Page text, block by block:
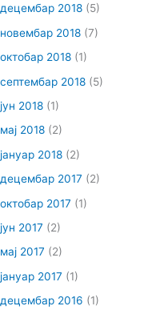
децембар 2018 (5)
новембар 2018 (7)
октобар 2018 (1)
септембар 2018 (5)
јун 2018 (1)
мај 2018 (2)
јануар 2018 (2)
децембар 2017 (2)
октобар 2017 (1)
јун 2017 (2)
мај 2017 (2)
јануар 2017 (1)
децембар 2016 (1)